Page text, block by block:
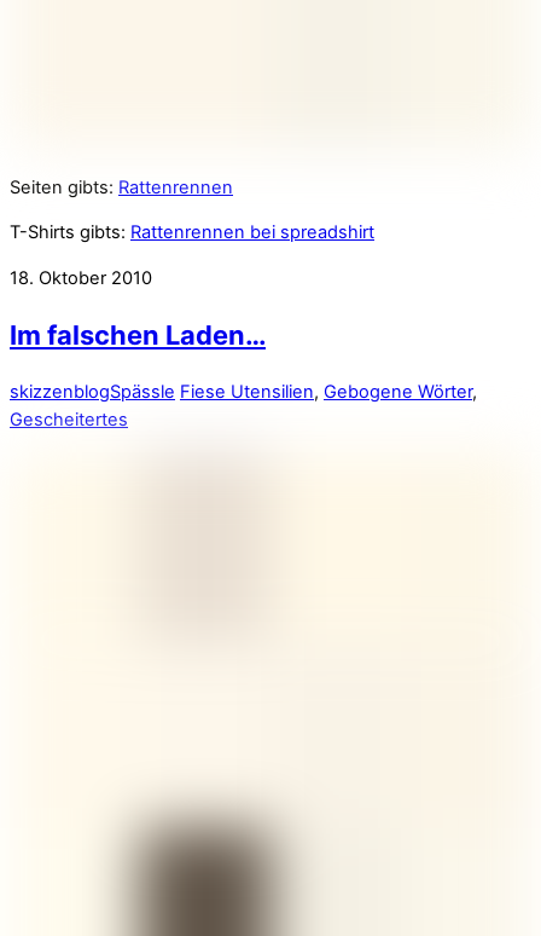
Seiten gibts: Rattenrennen
T-Shirts gibts: Rattenrennen bei spreadshirt
18. Oktober 2010
Im falschen Laden…
skizzenblogSpässle Fiese Utensilien, Gebogene Wörter,
Gescheitertes